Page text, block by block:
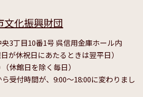
文化振興財団
3丁目10番1号 呉信用金庫ホール内
が休祝日にあたるときは翌平日）
休館日を除く毎日）
受付時間が、9:00～18:00に変わりまし